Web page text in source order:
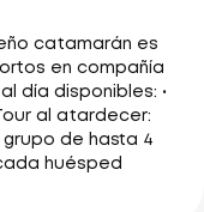
catamarán es
en compañía
día disponibles: •
al atardecer:
grupo de hasta 4
huésped